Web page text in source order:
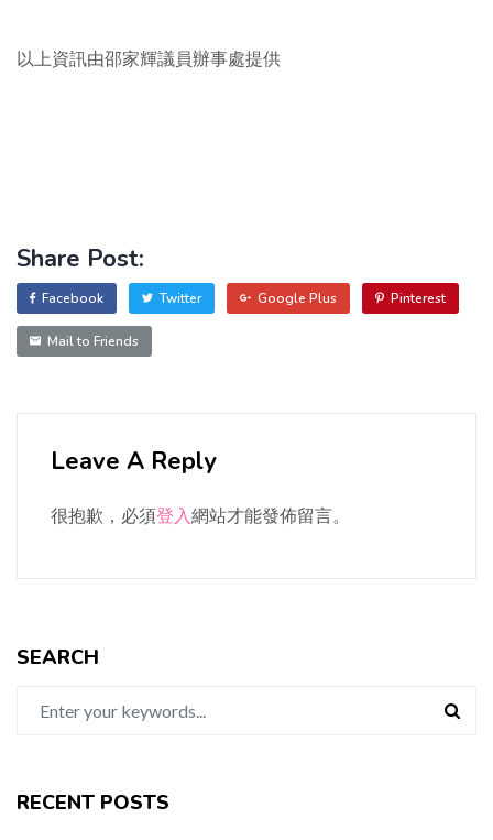
以上資訊由邵家輝議員辦事處提供
Share Post:
Facebook Twitter Google Plus Pinterest
Mail to Friends
Leave A Reply
很抱歉，必須登入網站才能發佈留言。
SEARCH
RECENT POSTS